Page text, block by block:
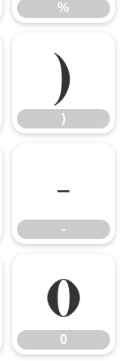
%
)
)
-
-
0
0